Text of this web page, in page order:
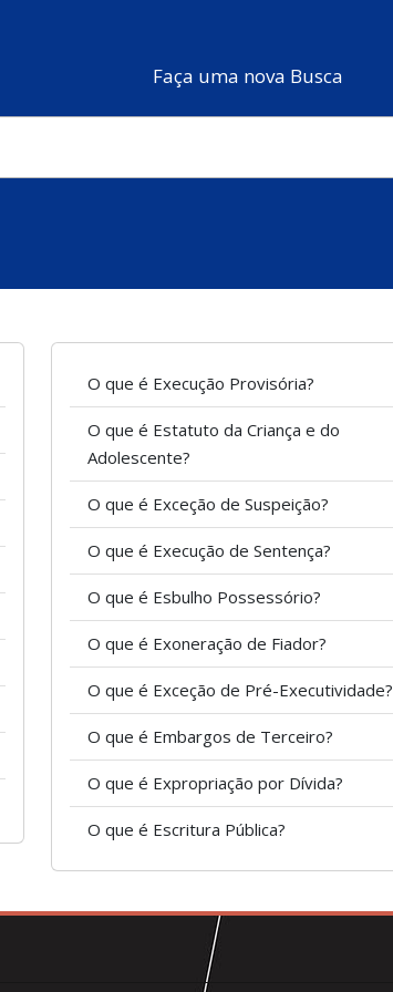
Faça uma nova Busca
O que é Execução Provisória?
O que é Estatuto da Criança e do
Adolescente?
O que é Exceção de Suspeição?
O que é Execução de Sentença?
O que é Esbulho Possessório?
O que é Exoneração de Fiador?
O que é Exceção de Pré-Executividade?
O que é Embargos de Terceiro?
O que é Expropriação por Dívida?
O que é Escritura Pública?